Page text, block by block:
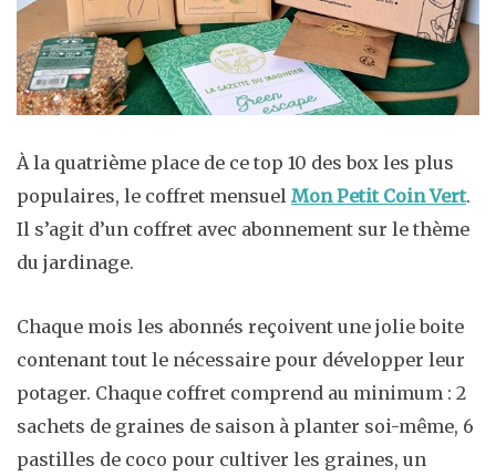
À la quatrième place de ce top 10 des box les plus
populaires, le coffret mensuel Mon Petit Coin Vert.
Il s’agit d’un coffret avec abonnement sur le thème
du jardinage.
Chaque mois les abonnés reçoivent une jolie boite
contenant tout le nécessaire pour développer leur
potager. Chaque coffret comprend au minimum : 2
sachets de graines de saison à planter soi-même, 6
pastilles de coco pour cultiver les graines, un